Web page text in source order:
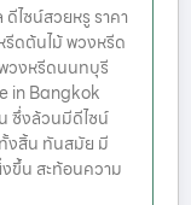
ไซน์สวยหรู ราคา
ดต้นไม้ พวงหรีด
วงหรีดนนทบุรี
in Bangkok
ซึ่งล้วนมีดีไซน์
งสิ้น ทันสมัย มี
ขึ้น สะท้อนความ